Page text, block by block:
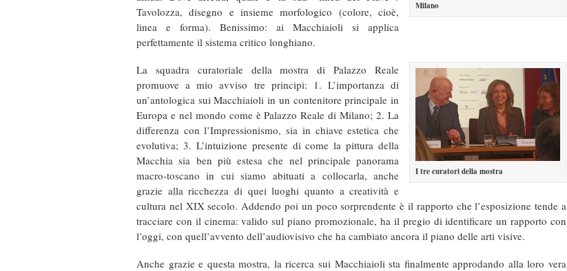
Milano
Tavolozza, disegno e insieme morfologico (colore, cioè,
linea e forma). Benissimo: ai Macchiaioli si applica
perfettamente il sistema critico longhiano.
I tre curatori della mostra
La squadra curatoriale della mostra di Palazzo Reale
promuove a mio avviso tre principi: 1. L’importanza di
un’antologica sui Macchiaioli in un contenitore principale in
Europa e nel mondo come è Palazzo Reale di Milano; 2. La
differenza con l’Impressionismo, sia in chiave estetica che
evolutiva; 3. L’intuizione presente di come la pittura della
Macchia sia ben più estesa che nel principale panorama
macro-toscano in cui siamo abituati a collocarla, anche
grazie alla ricchezza di quei luoghi quanto a creatività e
cultura nel XIX secolo. Addendo poi un poco sorprendente è il rapporto che l’esposizione tende a
tracciare con il cinema: valido sul piano promozionale, ha il pregio di identificare un rapporto con
l’oggi, con quell’avvento dell’audiovisivo che ha cambiato ancora il piano delle arti visive.
Anche grazie e questa mostra, la ricerca sui Macchiaioli sta finalmente approdando alla loro vera